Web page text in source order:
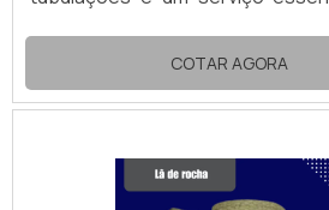
operacional e conservação
processos industriais. Ele
aplicação de materiais isolantes
ou baixas temperaturas, como
COTAR AGORA